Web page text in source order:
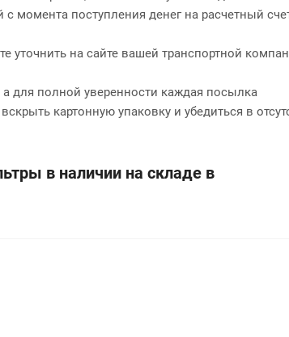
с момента поступления денег на расчетный
уточнить на сайте вашей транспортной
для полной уверенности каждая посылка
картонную упаковку и убедиться в
в наличии на складе в